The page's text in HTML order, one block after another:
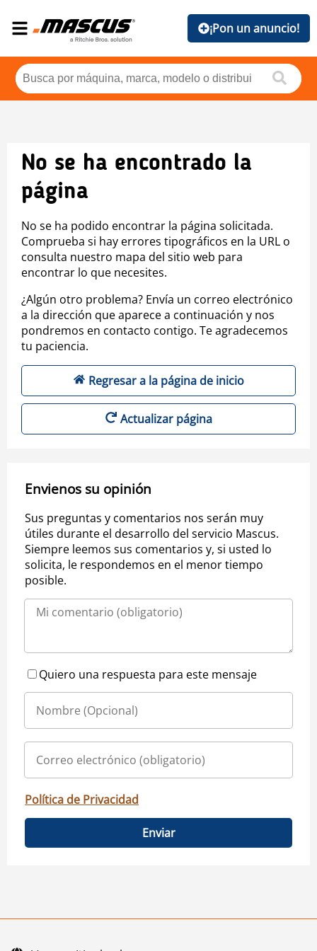
¡Pon un anuncio!
No se ha encontrado la
página
No se ha podido encontrar la página solicitada.
Comprueba si hay errores tipográficos en la URL o
consulta nuestro mapa del sitio web para
encontrar lo que necesites.
¿Algún otro problema? Envía un correo electrónico
a la dirección que aparece a continuación y nos
pondremos en contacto contigo. Te agradecemos
tu paciencia.
Regresar a la página de inicio
Actualizar página
Envienos su opinión
Sus preguntas y comentarios nos serán muy
útiles durante el desarrollo del servicio Mascus.
Siempre leemos sus comentarios y, si usted lo
solicita, le respondemos en el menor tiempo
posible.
Quiero una respuesta para este mensaje
Política de Privacidad
Enviar